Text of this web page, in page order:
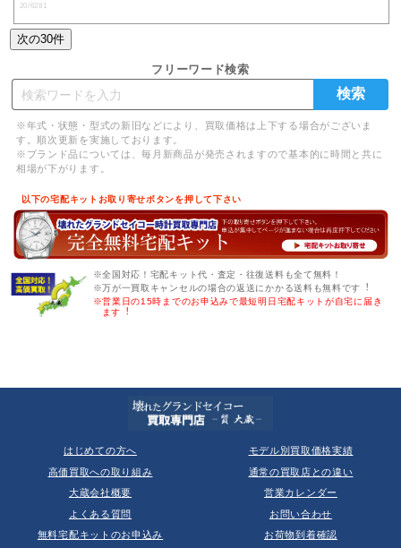
20/6281
フリーワード検索
※年式・状態・型式の新旧などにより、買取価格は上下する場合がございま
す。順次更新を実施しております。
※ブランド品については、毎月新商品が発売されますので基本的に時間と共に
相場が下がります。
以下の宅配キットお取り寄せボタンを押して下さい
※全国対応！宅配キット代・査定・往復送料も全て無料！
※万が一買取キャンセルの場合の返送にかかる送料も無料です︕
※営業日の15時までのお申込みで最短明日宅配キットが自宅に届き
ます︕
はじめての方へ
モデル別買取価格実績
高価買取への取り組み
通常の買取店との違い
大蔵会社概要
営業カレンダー
よくある質問
お問い合わせ
無料宅配キットのお申込み
お荷物到着確認